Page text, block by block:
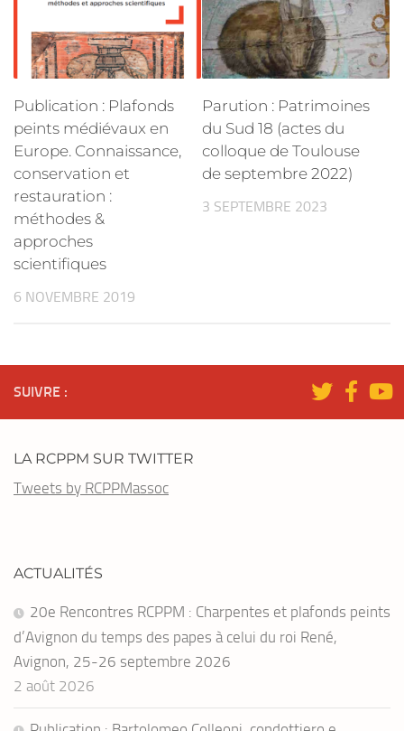
Publication : Plafonds
peints médiévaux en
Europe. Connaissance,
conservation et
restauration :
méthodes &
approches
scientifiques
6 NOVEMBRE 2019
Parution : Patrimoines
du Sud 18 (actes du
colloque de Toulouse
de septembre 2022)
3 SEPTEMBRE 2023
SUIVRE :
LA RCPPM SUR TWITTER
Tweets by RCPPMassoc
ACTUALITÉS
20e Rencontres RCPPM : Charpentes et plafonds peints
d’Avignon du temps des papes à celui du roi René,
Avignon, 25-26 septembre 2026
2 août 2026